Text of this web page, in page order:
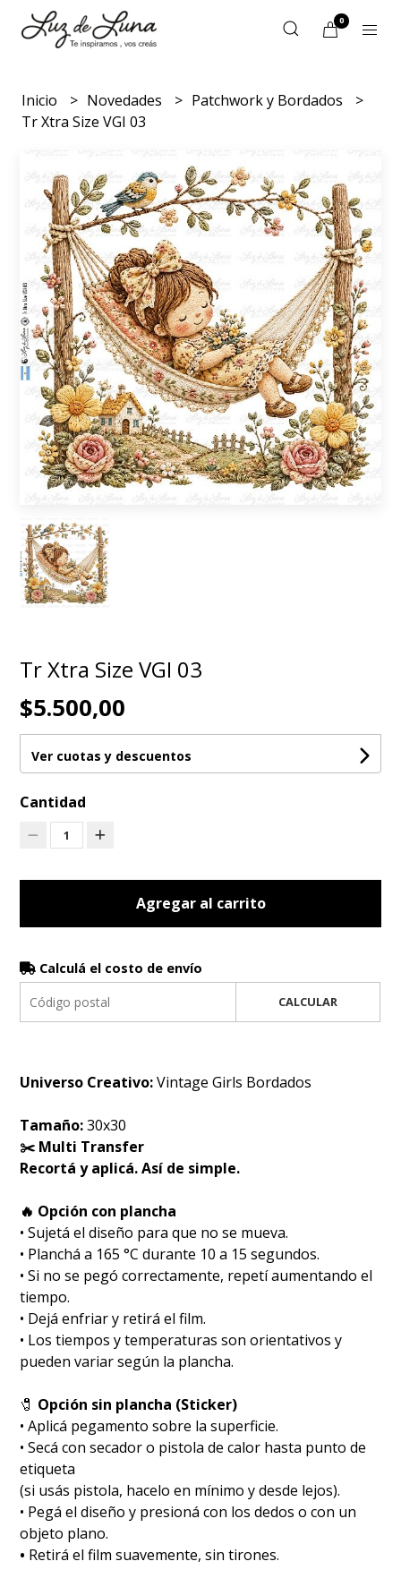
0
Inicio Novedades
Patchwork y Bordados
Tr Xtra Size VGI 03
Tr Xtra Size VGI 03
$5.500,00
Ver cuotas y descuentos
Cantidad
1
Agregar al carrito
Calculá el costo de envío
CALCULAR
Universo Creativo:Vintage Girls Bordados
Tamaño:30x30
✂️ Multi Transfer
Recortá y aplicá. Así de simple.
🔥 Opción con plancha
• Sujetá el diseño para que no se mueva.
• Planchá a 165 °C durante 10 a 15 segundos.
• Si no se pegó correctamente, repetí aumentando el
tiempo.
• Dejá enfriar y retirá el film.
• Los tiempos y temperaturas son orientativos y
pueden variar según la plancha.
🧷 Opción sin plancha (Sticker)
• Aplicá pegamento sobre la superficie.
• Secá con secador o pistola de calor hasta punto de
etiqueta
(si usás pistola, hacelo en mínimo y desde lejos).
• Pegá el diseño y presioná con los dedos o con un
objeto plano.
• Retirá el film suavemente, sin tirones.